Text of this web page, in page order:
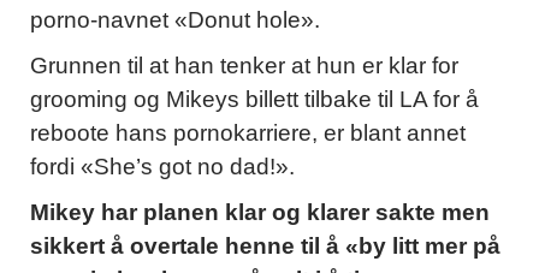
porno-navnet «Donut hole».
Grunnen til at han tenker at hun er klar for
grooming og Mikeys billett tilbake til LA for å
reboote hans pornokarriere, er blant annet
fordi «She’s got no dad!».
Mikey har planen klar og klarer sakte men
sikkert å overtale henne til å «by litt mer på